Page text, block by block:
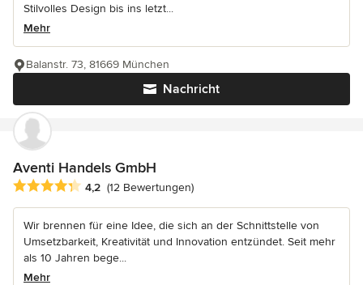
Stilvolles Design bis ins letzt...
Mehr
Nachricht
Balanstr. 73, 81669 München
Aventi Handels GmbH
Durchschnittliche Bewertung: 4.2 von 5 Sternen
4,2 (12 Bewertungen)
Wir brennen für eine Idee, die sich an der Schnittstelle von
Umsetzbarkeit, Kreativität und Innovation entzündet. Seit mehr
als 10 Jahren bege...
Mehr